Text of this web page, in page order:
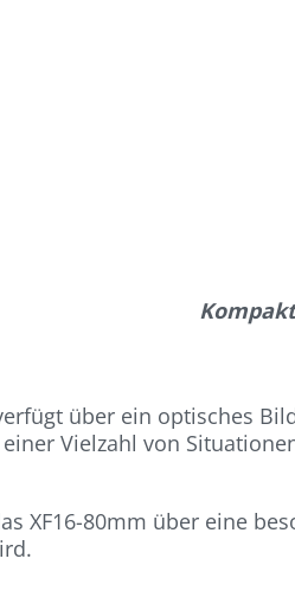
über ein optisches
Vielzahl von
XF16-80mm über eine